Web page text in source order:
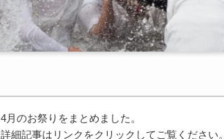
4月のお祭りをまとめました。
詳細記事はリンクをクリックしてご覧ください。